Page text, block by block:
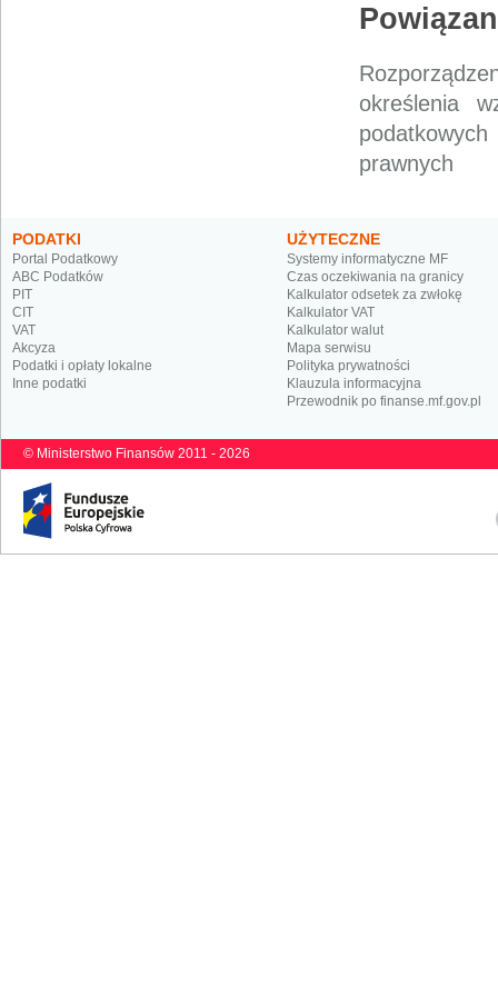
określenia
prawnych
PODATKI
Portal Podatkowy
ABC Podatków
PIT
CIT
VAT
Akcyza
Podatki i opłaty lokalne
Inne podatki
UŻYTECZNE
Systemy informatyczne MF
Czas oczekiwania na granicy
Kalkulator odsetek za zwłokę
Kalkulator VAT
Kalkulator walut
Mapa serwisu
Polityka prywatności
Klauzula informacyjna
Przewodnik po finanse.mf.gov.pl
© Ministerstwo Finansów 2011 - 2026